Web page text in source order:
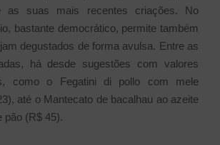
as suas mais recentes criações. No
bastante democrático, permite também
degustados de forma avulsa. Entre as
há desde sugestões com valores
como o Fegatini di pollo com mele
até o Mantecato de bacalhau ao azeite
pão (R$ 45).